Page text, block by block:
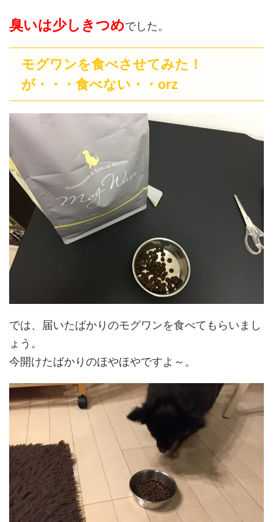
臭いは少しきつめでした。
モグワンを食べさせてみた！
が・・・食べない・・orz
では、届いたばかりのモグワンを食べてもらいまし
ょう。
今開けたばかりのほやほやですよ～。